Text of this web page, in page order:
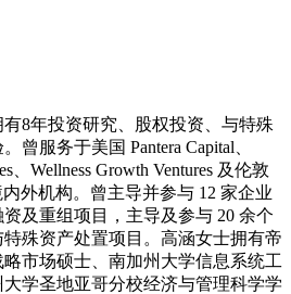
8年投资研究、股权投资、与特殊
曾服务于美国 Pantera Capital、
、Wellness Growth Ventures 及伦敦
内外机构。曾主导并参与 12 家企业
及重组项目，主导及参与 20 余个
殊资产处置项目。高涵女士拥有帝
略市场硕士、南加州大学信息系统工
学圣地亚哥分校经济与管理科学学